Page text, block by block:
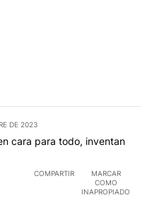
DE 2023
cara para todo, inventan
COMPARTIR
MARCAR
COMO
INAPROPIADO